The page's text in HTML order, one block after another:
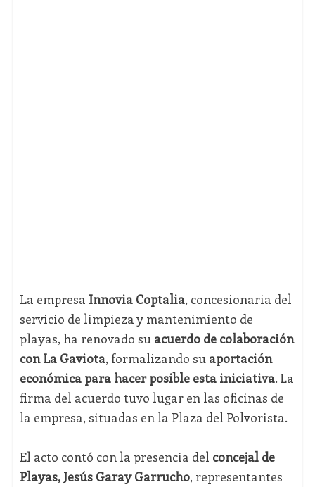
La empresa Innovia Coptalia, concesionaria del
servicio de limpieza y mantenimiento de
playas, ha renovado su acuerdo de colaboración
con La Gaviota, formalizando su aportación
económica para hacer posible esta iniciativa. La
firma del acuerdo tuvo lugar en las oficinas de
la empresa, situadas en la Plaza del Polvorista.
El acto contó con la presencia del concejal de
Playas, Jesús Garay Garrucho, representantes